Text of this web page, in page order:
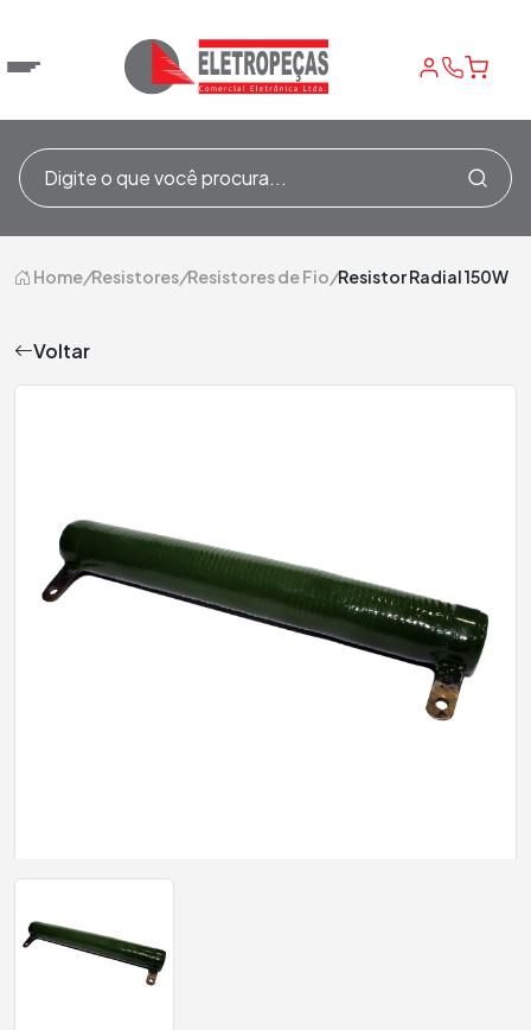
Home/Resistores/Resistores de Fio/Resistor Radial 150W
Voltar